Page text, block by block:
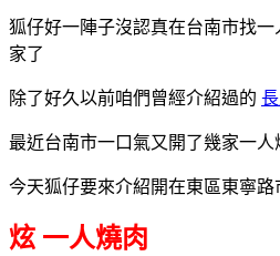
狐仔好一陣子沒認真在台南市找
家了
除了好久以前咱們曾經介紹過的
最近台南市一口氣又開了幾家一人
今天狐仔要來介紹開在東區東寧
炫 一人燒肉